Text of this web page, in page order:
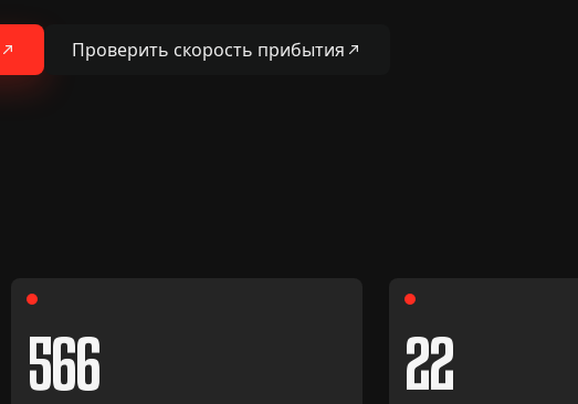
Проверить скорость прибытия
566 22